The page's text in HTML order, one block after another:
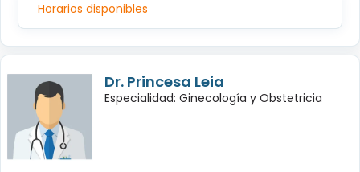
Horarios disponibles
Dr. Princesa Leia
Especialidad: Ginecología y Obstetricia